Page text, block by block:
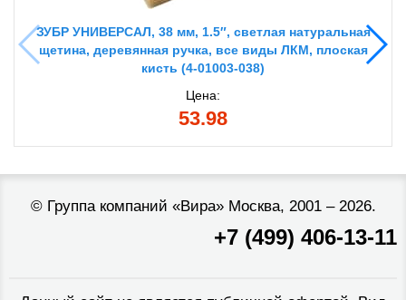
ЗУБР УНИВЕРСАЛ, 38 мм, 1.5″, светлая натуральная
щетина, деревянная ручка, все виды ЛКМ, плоская
кисть (4-01003-038)
Цена:
53.98
© Группа компаний «Вира»Москва, 2001 – 2026.
+7 (499) 406-13-11